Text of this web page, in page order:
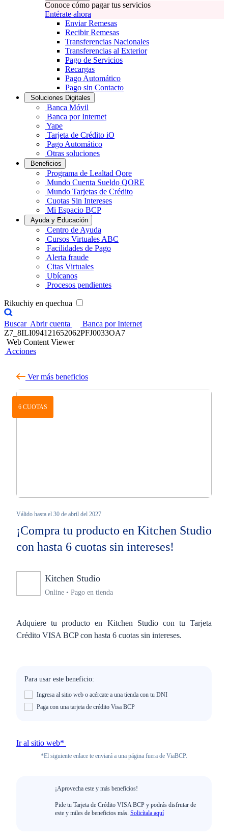
Conoce cómo pagar tus servicios
Entérate ahora
Enviar Remesas
Recibir Remesas
Transferencias Nacionales
Transferencias al Exterior
Pago de Servicios
Recargas
Pago Automático
Pago sin Contacto
Soluciones Digitales
Banca Móvil
Banca por Internet
Yape
Tarjeta de Crédito iO
Pago Automático
Otras soluciones
Beneficios
Programa de Lealtad Qore
Mundo Cuenta Sueldo QORE
Mundo Tarjetas de Crédito
Cuotas Sin Intereses
Mi Espacio BCP
Ayuda y Educación
Centro de Ayuda
Cursos Virtuales ABC
Facilidades de Pago
Alerta fraude
Citas Virtuales
Ubícanos
Procesos pendientes
Rikuchiy en quechua
Buscar Abrir cuenta
Banca por Internet
Z7_8ILI094121652062PFJ0033OA7
Web Content Viewer
Acciones
Ver más beneficios
6 CUOTAS
Válido hasta el 30 de abril del 2027
¡Compra tu producto en Kitchen Studio
con hasta 6 cuotas sin intereses!
Kitchen Studio
Online • Pago en tienda
Adquiere tu producto en Kitchen Studio con tu Tarjeta
Crédito VISA BCP con hasta 6 cuotas sin intereses.
Para usar este beneficio:
Ingresa al sitio web o acércate a una tienda con tu DNI
Paga con una tarjeta de crédito Visa BCP
Ir al sitio web*
*El siguiente enlace te enviará a una página fuera de ViaBCP.
¡Aprovecha este y más beneficios!
Pide tu Tarjeta de Crédito VISA BCP y podrás disfrutar de
este y miles de beneficios más. Solicítala aquí